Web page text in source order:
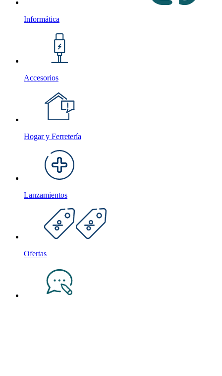
Informática
Accesorios
Hogar y Ferretería
Lanzamientos
Ofertas